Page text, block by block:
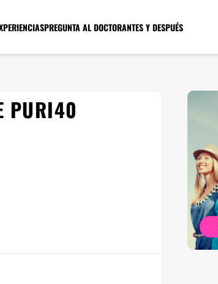
PREGUNTA AL DOCTORANTES Y DESPUÉS
PURI40